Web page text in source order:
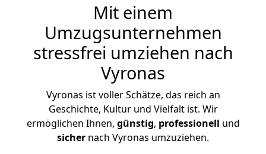
Mit einem
Umzugsunternehmen
stressfrei umziehen nach
Vyronas
Vyronas ist voller Schätze, das reich an
Geschichte, Kultur und Vielfalt ist. Wir
ermöglichen Ihnen, günstig, professionell und
sicher nach Vyronas umzuziehen.